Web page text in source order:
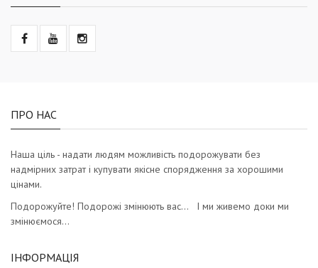
ПРО НАС
Наша ціль - надати людям можливість подорожувати без
надмірних затрат і купувати якісне спорядження за хорошими
цінами.
Подорожуйте! Подорожі змінюють вас… І ми живемо доки ми
змінюємося…
ІНФОРМАЦІЯ